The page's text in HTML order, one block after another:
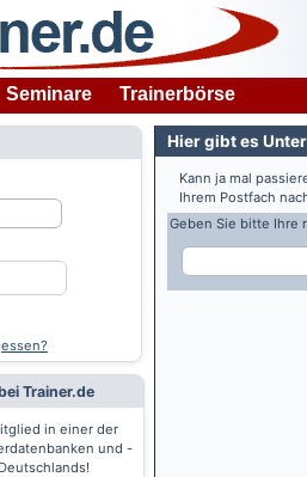
Seminare Trainerbörse
Trainer.de
in einer der
und -
Hier gibt es
Kann ja mal
Ihrem Postfach
Geben Sie bitte Ihre